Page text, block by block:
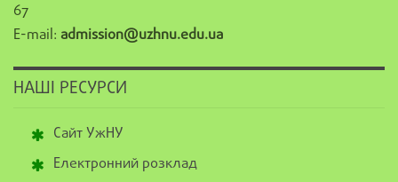
67
E-mail: admission@uzhnu.edu.ua
НАШІ РЕСУРСИ
Сайт УжНУ
Електронний розклад